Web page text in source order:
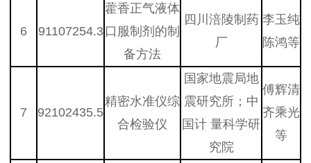
6 91107254.3
藿香正气液体
口服制剂的制
备方法
四川涪陵制药
厂
李玉纯
陈鸿等
7 92102435.5
精密水准仪综
合检验仪
国家地震局地
震研究所；中
国计 量科学研
究院
傅辉清
齐乘光
等